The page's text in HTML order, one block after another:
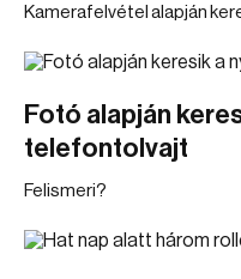
Kamerafelvétel alapján
Fotó alapján
telefontolvajt
Felismeri?